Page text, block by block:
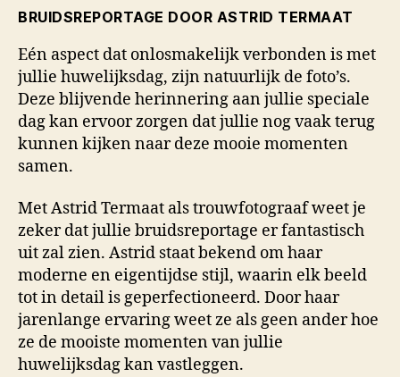
BRUIDSREPORTAGE DOOR ASTRID TERMAAT
Eén aspect dat onlosmakelijk verbonden is met
jullie huwelijksdag, zijn natuurlijk de foto’s.
Deze blijvende herinnering aan jullie speciale
dag kan ervoor zorgen dat jullie nog vaak terug
kunnen kijken naar deze mooie momenten
samen.
Met Astrid Termaat als trouwfotograaf weet je
zeker dat jullie bruidsreportage er fantastisch
uit zal zien. Astrid staat bekend om haar
moderne en eigentijdse stijl, waarin elk beeld
tot in detail is geperfectioneerd. Door haar
jarenlange ervaring weet ze als geen ander hoe
ze de mooiste momenten van jullie
huwelijksdag kan vastleggen.